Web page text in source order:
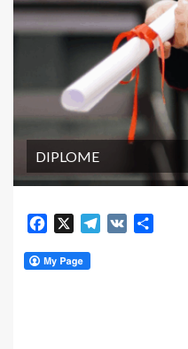
DIPLOME
Facebook Telegram
VK